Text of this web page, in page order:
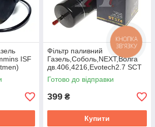
ISF
Фільтр паливний
Газель,Соболь,NEXT,Волга
дв.406,4216,Evotech2.7 SCT
ST374
Готово до відправки
399 ₴
Купити
КНОПКА
ЗВ'ЯЗКУ